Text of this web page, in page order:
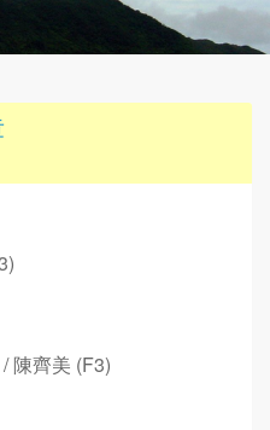
陳齊美 (F3)